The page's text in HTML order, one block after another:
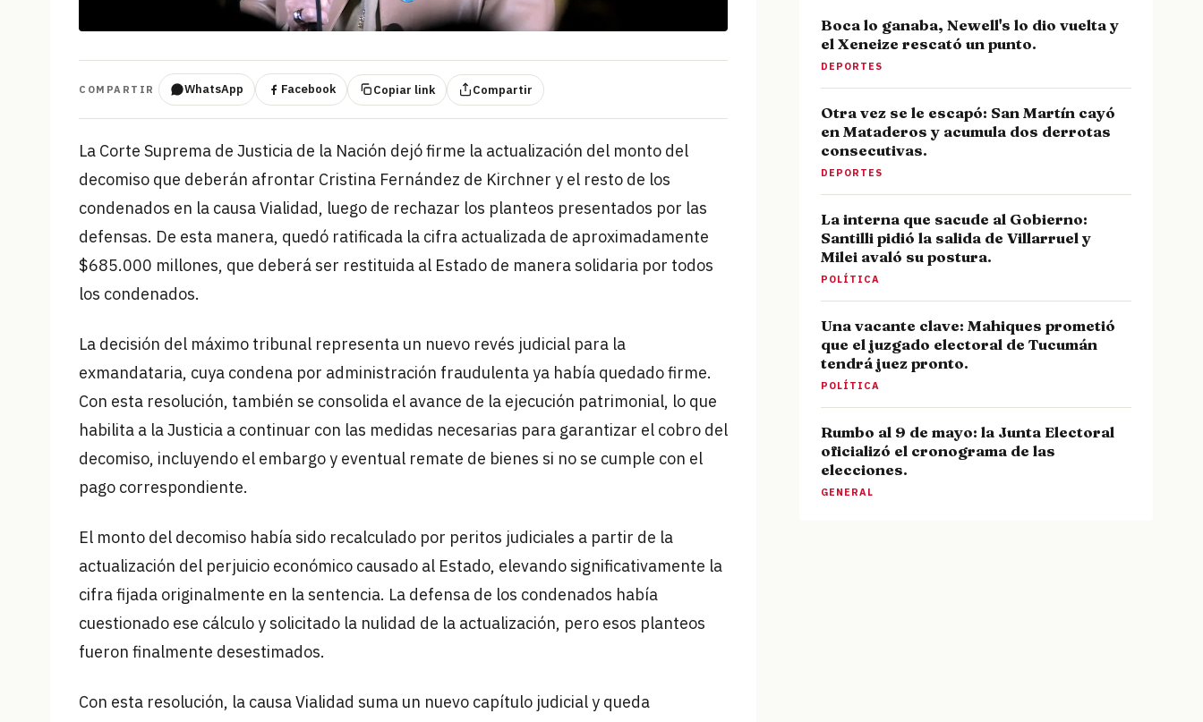
COMPARTIR WhatsApp Facebook Copiar link Compartir
La Corte Suprema de Justicia de la Nación dejó firme la actualización del monto del
decomiso que deberán afrontar Cristina Fernández de Kirchner y el resto de los
condenados en la causa Vialidad, luego de rechazar los planteos presentados por las
defensas. De esta manera, quedó ratificada la cifra actualizada de aproximadamente
$685.000 millones, que deberá ser restituida al Estado de manera solidaria por todos
los condenados.
La decisión del máximo tribunal representa un nuevo revés judicial para la
exmandataria, cuya condena por administración fraudulenta ya había quedado firme.
Con esta resolución, también se consolida el avance de la ejecución patrimonial, lo que
habilita a la Justicia a continuar con las medidas necesarias para garantizar el cobro del
decomiso, incluyendo el embargo y eventual remate de bienes si no se cumple con el
pago correspondiente.
El monto del decomiso había sido recalculado por peritos judiciales a partir de la
actualización del perjuicio económico causado al Estado, elevando significativamente la
cifra fijada originalmente en la sentencia. La defensa de los condenados había
cuestionado ese cálculo y solicitado la nulidad de la actualización, pero esos planteos
fueron finalmente desestimados.
Con esta resolución, la causa Vialidad suma un nuevo capítulo judicial y queda
Boca lo ganaba, Newell's lo dio vuelta y
el Xeneize rescató un punto.
DEPORTES
Otra vez se le escapó: San Martín cayó
en Mataderos y acumula dos derrotas
consecutivas.
DEPORTES
La interna que sacude al Gobierno:
Santilli pidió la salida de Villarruel y
Milei avaló su postura.
POLÍTICA
Una vacante clave: Mahiques prometió
que el juzgado electoral de Tucumán
tendrá juez pronto.
POLÍTICA
Rumbo al 9 de mayo: la Junta Electoral
oficializó el cronograma de las
elecciones.
GENERAL